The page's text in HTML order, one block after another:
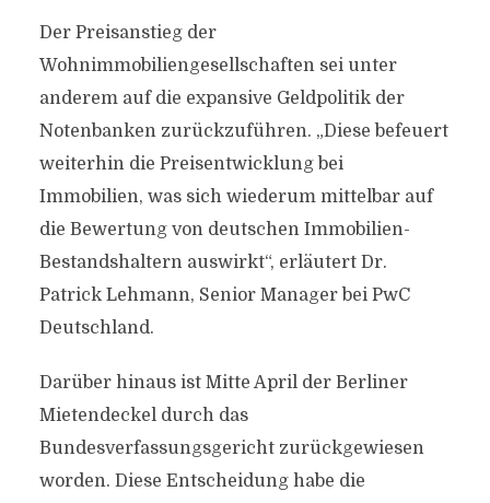
Der Preisanstieg der
Wohnimmobiliengesellschaften sei unter
anderem auf die expansive Geldpolitik der
Notenbanken zurückzuführen. „Diese befeuert
weiterhin die Preisentwicklung bei
Immobilien, was sich wiederum mittelbar auf
die Bewertung von deutschen Immobilien-
Bestandshaltern auswirkt“, erläutert Dr.
Patrick Lehmann, Senior Manager bei PwC
Deutschland.
Darüber hinaus ist Mitte April der Berliner
Mietendeckel durch das
Bundesverfassungsgericht zurückgewiesen
worden. Diese Entscheidung habe die